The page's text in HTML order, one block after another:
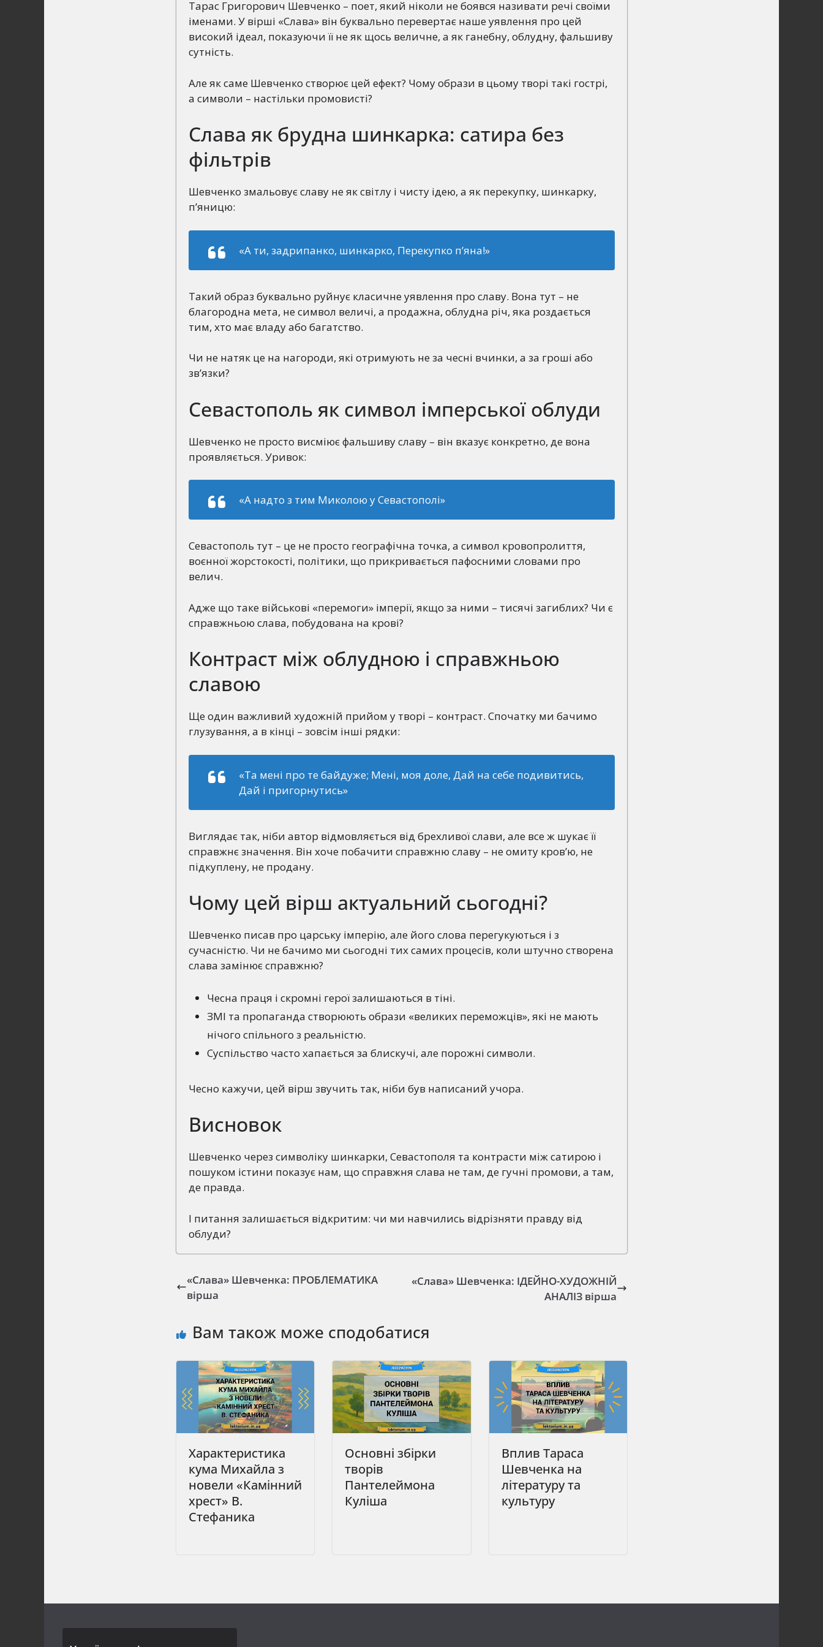
Тарас Григорович Шевченко – поет, який ніколи не боявся називати речі своїми
іменами. У вірші «Слава» він буквально перевертає наше уявлення про цей
високий ідеал, показуючи її не як щось величне, а як ганебну, облудну, фальшиву
сутність.
Але як саме Шевченко створює цей ефект? Чому образи в цьому творі такі гострі,
а символи – настільки промовисті?
Слава як брудна шинкарка: сатира без
фільтрів
Шевченко змальовує славу не як світлу і чисту ідею, а як перекупку, шинкарку,
п’яницю:
«А ти, задрипанко, шинкарко, Перекупко п’яна!»
Такий образ буквально руйнує класичне уявлення про славу. Вона тут – не
благородна мета, не символ величі, а продажна, облудна річ, яка роздається
тим, хто має владу або багатство.
Чи не натяк це на нагороди, які отримують не за чесні вчинки, а за гроші або
зв’язки?
Севастополь як символ імперської облуди
Шевченко не просто висміює фальшиву славу – він вказує конкретно, де вона
проявляється. Уривок:
«А надто з тим Миколою у Севастополі»
Севастополь тут – це не просто географічна точка, а символ кровопролиття,
воєнної жорстокості, політики, що прикривається пафосними словами про
велич.
Адже що таке військові «перемоги» імперії, якщо за ними – тисячі загиблих? Чи є
справжньою слава, побудована на крові?
Контраст між облудною і справжньою
славою
Ще один важливий художній прийом у творі – контраст. Спочатку ми бачимо
глузування, а в кінці – зовсім інші рядки:
«Та мені про те байдуже; Мені, моя доле, Дай на себе подивитись,
Дай і пригорнутись»
Виглядає так, ніби автор відмовляється від брехливої слави, але все ж шукає її
справжнє значення. Він хоче побачити справжню славу – не омиту кров’ю, не
підкуплену, не продану.
Чому цей вірш актуальний сьогодні?
Шевченко писав про царську імперію, але його слова перегукуються і з
сучасністю. Чи не бачимо ми сьогодні тих самих процесів, коли штучно створена
слава замінює справжню?
Чесна праця і скромні герої залишаються в тіні.
ЗМІ та пропаганда створюють образи «великих переможців», які не мають
нічого спільного з реальністю.
Суспільство часто хапається за блискучі, але порожні символи.
Чесно кажучи, цей вірш звучить так, ніби був написаний учора.
Висновок
Шевченко через символіку шинкарки, Севастополя та контрасти між сатирою і
пошуком істини показує нам, що справжня слава не там, де гучні промови, а там,
де правда.
І питання залишається відкритим: чи ми навчились відрізняти правду від
облуди?
«Слава» Шевченка: ПРОБЛЕМАТИКА
вірша
«Слава» Шевченка: ІДЕЙНО-ХУДОЖНІЙ
АНАЛІЗ вірша
Вам також може сподобатися
Характеристика
кума Михайла з
новели «Камінний
хрест» В.
Стефаника
Основні збірки
творів
Пантелеймона
Куліша
Вплив Тараса
Шевченка на
літературу та
культуру